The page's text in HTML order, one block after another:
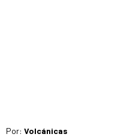
Por: Volcánicas